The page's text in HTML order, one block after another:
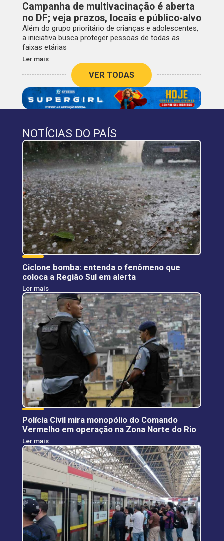
Campanha de multivacinação é aberta
no DF; veja prazos, locais e público-alvo
Além do grupo prioritário de crianças e adolescentes,
a iniciativa busca proteger pessoas de todas as
faixas etárias
Ler mais
VER TODAS
NOTÍCIAS DO PAÍS
Ciclone bomba: entenda o fenômeno que
coloca a Região Sul em alerta
Ler mais
Polícia Civil mira monopólio do Comando
Vermelho em operação na Zona Norte do Rio
Ler mais